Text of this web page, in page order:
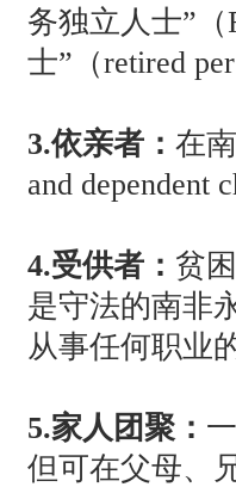
务独立人士”（
士”（retired
3.依亲者： 在
and dependent
4.受供者： 贫
是守法的南非
从事任何职业
5.家人团聚：
但可在父母、